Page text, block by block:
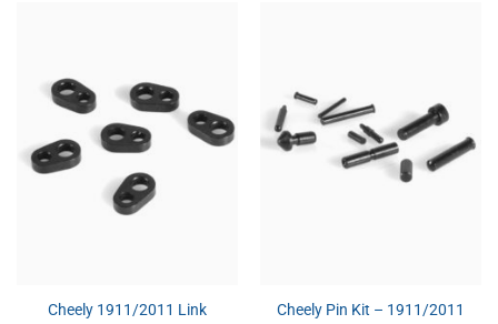
Cheely 1911/2011 Link
Cheely Pin Kit – 1911/2011